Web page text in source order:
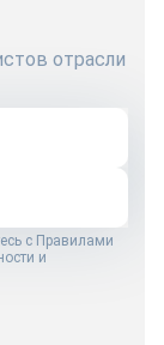
отрасли
с Правилами
и